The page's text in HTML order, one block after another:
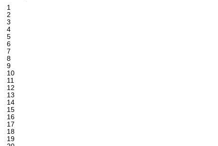
1
2
3
4
5
6
7
8
9
10
11
12
13
14
15
16
17
18
19